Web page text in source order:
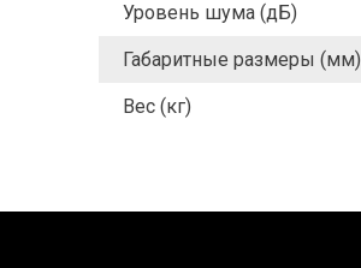
Уровень шума (дБ)
Габаритные размеры (мм)
Вес (кг)